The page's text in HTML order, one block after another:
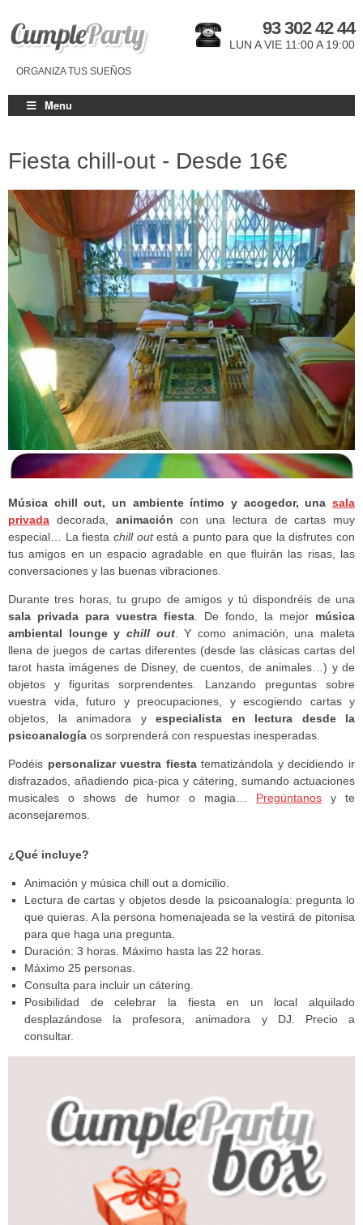
ORGANIZA TUS SUEÑOS
93 302 42 44
LUN A VIE 11:00 A 19:00
Menu
Fiesta chill-out - Desde 16€
Música chill out, un ambiente íntimo y acogedor, una sala
privada decorada, animación con una lectura de cartas muy
especial… La fiesta chill outestá a punto para que la disfrutes con
tus amigos en un espacio agradable en que fluirán las risas, las
conversaciones y las buenas vibraciones.
Durante tres horas, tu grupo de amigos y tú dispondréis de una
sala privada para vuestra fiesta . De fondo, la mejor música
ambiental lounge y chill out. Y como animación, una maleta
llena de juegos de cartas diferentes (desde las clásicas cartas del
tarot hasta imágenes de Disney, de cuentos, de animales…) y de
objetos y figuritas sorprendentes. Lanzando preguntas sobre
vuestra vida, futuro y preocupaciones, y escogiendo cartas y
objetos, la animadora yespecialista en lectura desde la
psicoanalogía os sorprenderá con respuestas inesperadas.
Podéis personalizar vuestra fiestatematizándola y decidiendo ir
disfrazados, añadiendo pica-pica y cátering, sumando actuaciones
musicales o shows de humor o magia… Pregúntanos y te
aconsejaremos.
¿Qué incluye?
Animación y música chill out a domicilio.
Lectura de cartas y objetos desde la psicoanalogía: pregunta lo
que quieras. A la persona homenajeada se la vestirá de pitonisa
para que haga una pregunta.
Duración: 3 horas. Máximo hasta las 22 horas.
Máximo 25 personas.
Consulta para incluir un cátering.
Posibilidad de celebrar la fiesta en un local alquilado
desplazándose la profesora, animadora y DJ. Precio a
consultar.